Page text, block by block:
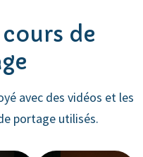
de
avec des vidéos et les
portage utilisés.